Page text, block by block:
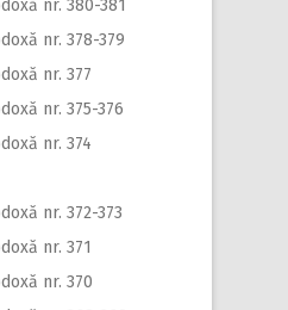
nr. 380-381
nr. 378-379
nr. 377
nr. 375-376
nr. 374
nr. 372-373
nr. 371
nr. 370